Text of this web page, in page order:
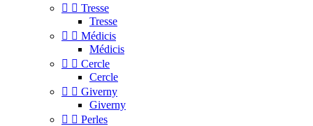
  Tresse
Tresse
  Médicis
Médicis
  Cercle
Cercle
  Giverny
Giverny
  Perles